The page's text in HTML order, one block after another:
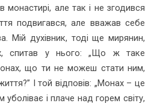
монастирі, але так і не згодився
подвигався, але вважав себе
Мій духівник, тоді ще мирянин,
спитав у нього: „Що ж таке
що ти не можеш стати ним,
І той відповів: „Монах – це
і плаче над горем світу,